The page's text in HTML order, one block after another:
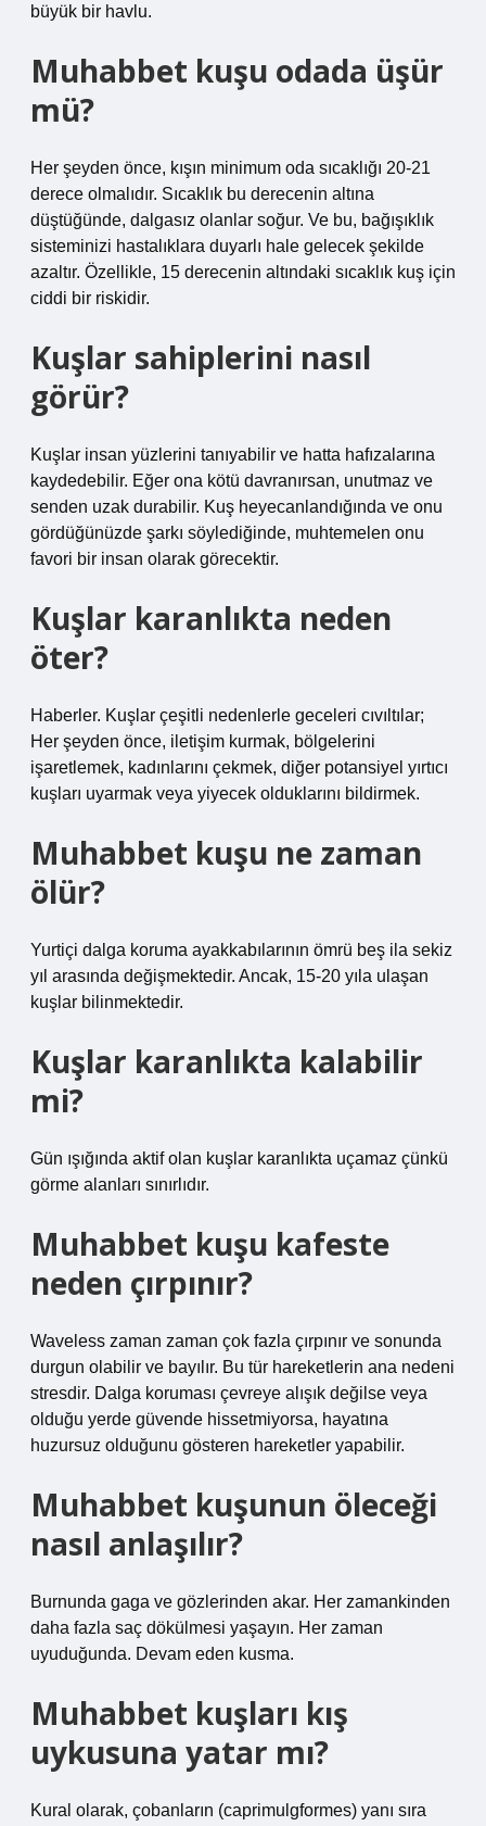
büyük bir havlu.
Muhabbet kuşu odada üşür
mü?
Her şeyden önce, kışın minimum oda sıcaklığı 20-21
derece olmalıdır. Sıcaklık bu derecenin altına
düştüğünde, dalgasız olanlar soğur. Ve bu, bağışıklık
sisteminizi hastalıklara duyarlı hale gelecek şekilde
azaltır. Özellikle, 15 derecenin altındaki sıcaklık kuş için
ciddi bir riskidir.
Kuşlar sahiplerini nasıl
görür?
Kuşlar insan yüzlerini tanıyabilir ve hatta hafızalarına
kaydedebilir. Eğer ona kötü davranırsan, unutmaz ve
senden uzak durabilir. Kuş heyecanlandığında ve onu
gördüğünüzde şarkı söylediğinde, muhtemelen onu
favori bir insan olarak görecektir.
Kuşlar karanlıkta neden
öter?
Haberler. Kuşlar çeşitli nedenlerle geceleri cıvıltılar;
Her şeyden önce, iletişim kurmak, bölgelerini
işaretlemek, kadınlarını çekmek, diğer potansiyel yırtıcı
kuşları uyarmak veya yiyecek olduklarını bildirmek.
Muhabbet kuşu ne zaman
ölür?
Yurtiçi dalga koruma ayakkabılarının ömrü beş ila sekiz
yıl arasında değişmektedir. Ancak, 15-20 yıla ulaşan
kuşlar bilinmektedir.
Kuşlar karanlıkta kalabilir
mi?
Gün ışığında aktif olan kuşlar karanlıkta uçamaz çünkü
görme alanları sınırlıdır.
Muhabbet kuşu kafeste
neden çırpınır?
Waveless zaman zaman çok fazla çırpınır ve sonunda
durgun olabilir ve bayılır. Bu tür hareketlerin ana nedeni
stresdir. Dalga koruması çevreye alışık değilse veya
olduğu yerde güvende hissetmiyorsa, hayatına
huzursuz olduğunu gösteren hareketler yapabilir.
Muhabbet kuşunun öleceği
nasıl anlaşılır?
Burnunda gaga ve gözlerinden akar. Her zamankinden
daha fazla saç dökülmesi yaşayın. Her zaman
uyuduğunda. Devam eden kusma.
Muhabbet kuşları kış
uykusuna yatar mı?
Kural olarak, çobanların (caprimulgformes) yanı sıra